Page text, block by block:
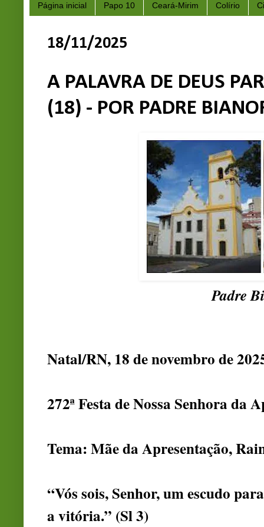
Página inicial Papo 10 Ceará-Mirim Colírio
18/11/2025
A PALAVRA DE DEUS
(18) - POR PADRE
Padre
Natal/RN, 18 de novembro de
272ª Festa de Nossa Senhora da
Tema: Mãe da Apresentação,
“Vós sois, Senhor, um escudo
a vitória.” (Sl 3)